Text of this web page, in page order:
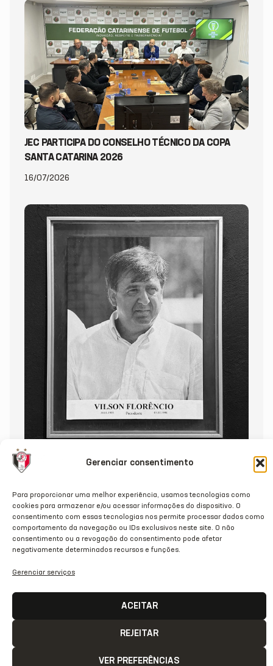
Gerenciar consentimento
Para proporcionar uma melhor experiência, usamos tecnologias como
cookies para armazenar e/ou acessar informações do dispositivo. O
consentimento com essas tecnologias nos permite processar dados como
comportamento da navegação ou IDs exclusivos neste site. O não
consentimento ou a revogação do consentimento pode afetar
negativamente determinados recursos e funções.
Gerenciar serviços
ACEITAR
REJEITAR
VER PREFERÊNCIAS
JEC PARTICIPA DO CONSELHO TÉCNICO DA COPA
SANTA CATARINA 2026
16/07/2026
NOTA DE PESAR: VILSON FLORÊNCIO
02/07/2026